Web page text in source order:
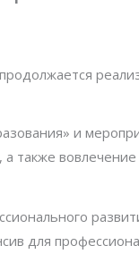
и
также вовлечение
для